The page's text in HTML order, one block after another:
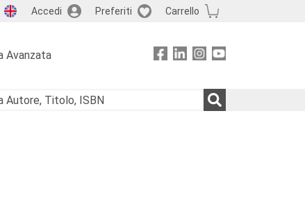
Accedi Preferiti Carrello
Avanzata